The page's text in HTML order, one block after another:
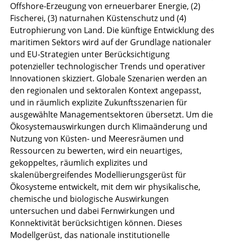
Offshore-Erzeugung von erneuerbarer Energie, (2)
Fischerei, (3) naturnahen Küstenschutz und (4)
Eutrophierung von Land. Die künftige Entwicklung des
maritimen Sektors wird auf der Grundlage nationaler
und EU-Strategien unter Berücksichtigung
potenzieller technologischer Trends und operativer
Innovationen skizziert. Globale Szenarien werden an
den regionalen und sektoralen Kontext angepasst,
und in räumlich explizite Zukunftsszenarien für
ausgewählte Managementsektoren übersetzt. Um die
Ökosystemauswirkungen durch Klimaänderung und
Nutzung von Küsten- und Meeresräumen und
Ressourcen zu bewerten, wird ein neuartiges,
gekoppeltes, räumlich explizites und
skalenübergreifendes Modellierungsgerüst für
Ökosysteme entwickelt, mit dem wir physikalische,
chemische und biologische Auswirkungen
untersuchen und dabei Fernwirkungen und
Konnektivität berücksichtigen können. Dieses
Modellgerüst, das nationale institutionelle